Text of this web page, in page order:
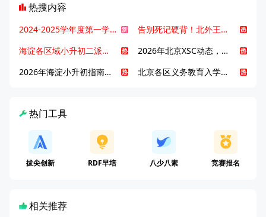
热搜内容
2024-2025学年度第一学期北京各区期末考试真题试卷汇总
告别死记硬背！北外王牌精读词汇课，帮孩子突破英语词汇难关
海淀各区域小升初二派全攻略合集！区域一至五志愿填报、升学策略详解
2026年北京XSC动态，持续更新中ing...
2026年海淀小升初指南，一文了解招生政策要点
北京各区义务教育入学咨询电话汇总，25年小升初家长提前收藏
热门工具
拔尖创新 RDF早培 八少八素 竞赛报名
相关推荐